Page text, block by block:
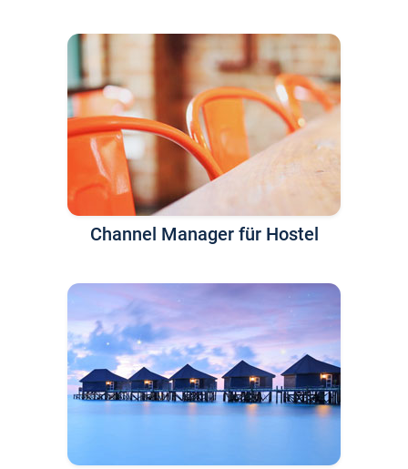
Channel Manager für Hostel